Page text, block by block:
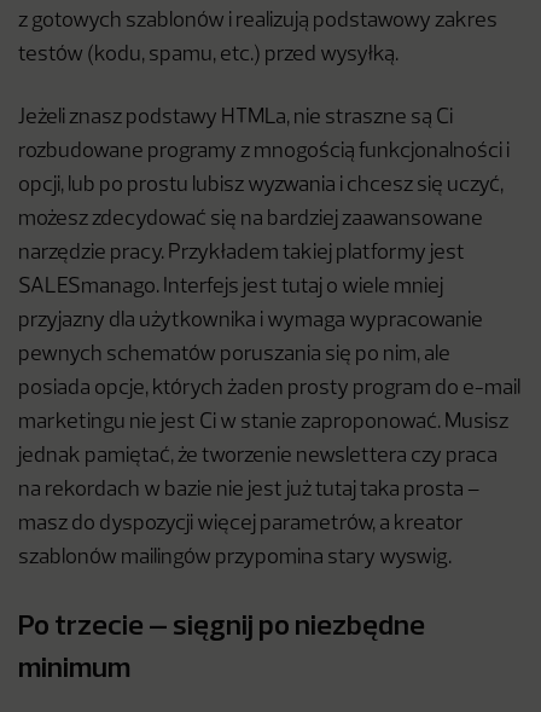
z gotowych szablonów i realizują podstawowy zakres
testów (kodu, spamu, etc.) przed wysyłką.
Jeżeli znasz podstawy HTMLa, nie straszne są Ci
rozbudowane programy z mnogością funkcjonalności i
opcji, lub po prostu lubisz wyzwania i chcesz się uczyć,
możesz zdecydować się na bardziej zaawansowane
narzędzie pracy. Przykładem takiej platformy jest
SALESmanago. Interfejs jest tutaj o wiele mniej
przyjazny dla użytkownika i wymaga wypracowanie
pewnych schematów poruszania się po nim, ale
posiada opcje, których żaden prosty program do e-mail
marketingu nie jest Ci w stanie zaproponować. Musisz
jednak pamiętać, że tworzenie newslettera czy praca
na rekordach w bazie nie jest już tutaj taka prosta –
masz do dyspozycji więcej parametrów, a kreator
szablonów mailingów przypomina stary wyswig.
Po trzecie – sięgnij po niezbędne
minimum